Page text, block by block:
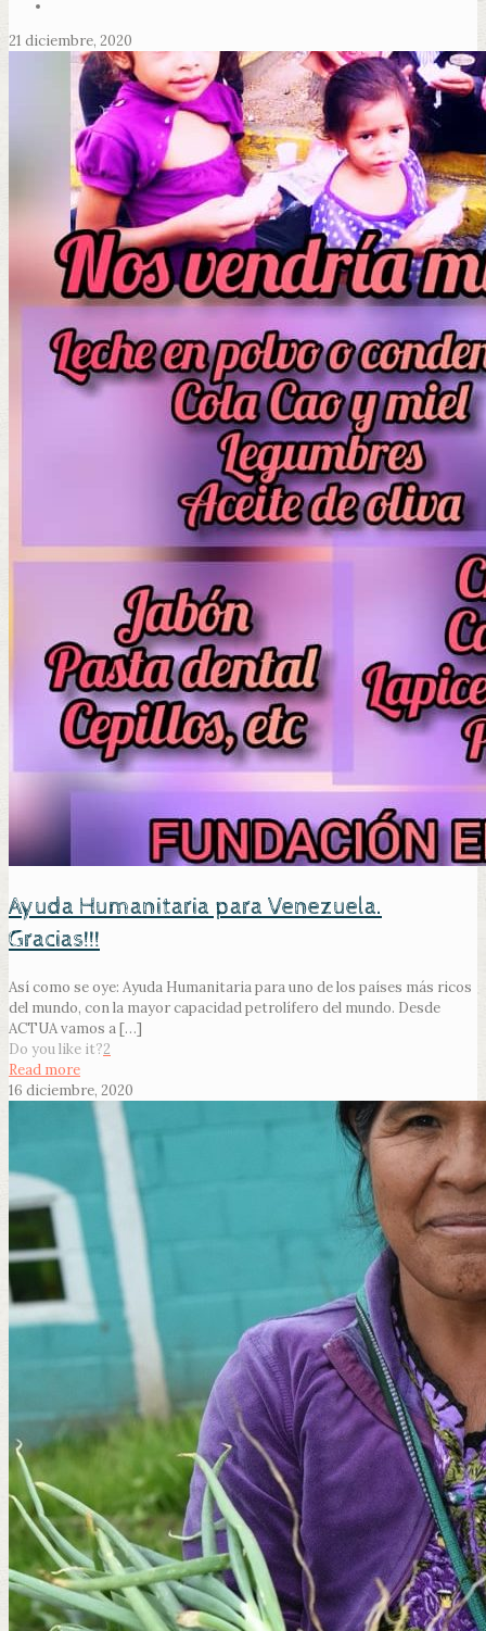
21 diciembre, 2020
Ayuda Humanitaria para Venezuela.
Gracias!!!
Así como se oye: Ayuda Humanitaria para uno de los países más ricos
del mundo, con la mayor capacidad petrolífero del mundo. Desde
ACTUA vamos a[…]
Do you like it?2
Read more
16 diciembre, 2020